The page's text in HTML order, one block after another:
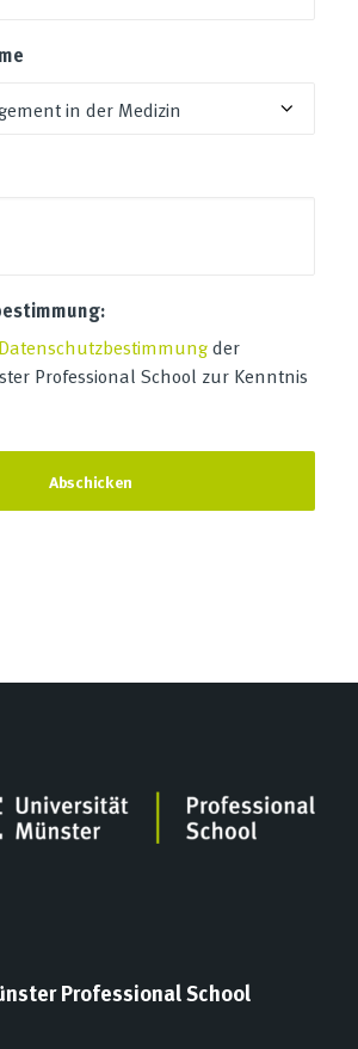
Datenschutzbestimmungder
Professional School zur Kenntnis
Professional School